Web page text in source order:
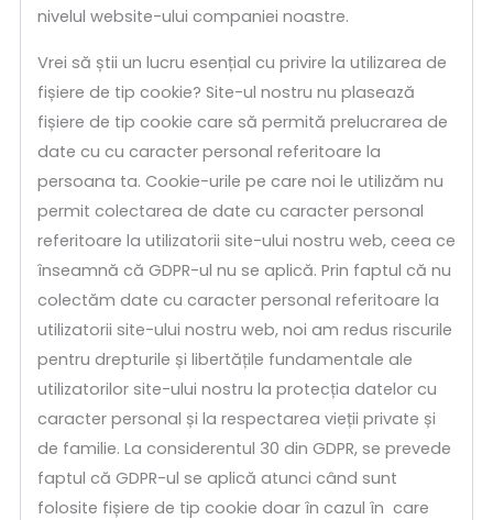
nivelul website-ului companiei noastre.
Vrei să știi un lucru esențial cu privire la utilizarea de
fișiere de tip cookie? Site-ul nostru nu plasează
fișiere de tip cookie care să permită prelucrarea de
date cu cu caracter personal referitoare la
persoana ta. Cookie-urile pe care noi le utilizăm nu
permit colectarea de date cu caracter personal
referitoare la utilizatorii site-ului nostru web, ceea ce
înseamnă că GDPR-ul nu se aplică. Prin faptul că nu
colectăm date cu caracter personal referitoare la
utilizatorii site-ului nostru web, noi am redus riscurile
pentru drepturile și libertățile fundamentale ale
utilizatorilor site-ului nostru la protecția datelor cu
caracter personal și la respectarea vieții private și
de familie. La considerentul 30 din GDPR, se prevede
faptul că GDPR-ul se aplică atunci când sunt
folosite fișiere de tip cookie doar în cazul în care